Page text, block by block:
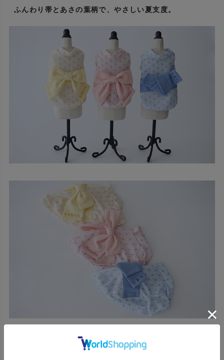
ふんわり帯とあさの葉柄で、やさしい夏支度。
帯には、大切なご家族であるワンちゃんのお名前を、丁
寧にお入れいたします。